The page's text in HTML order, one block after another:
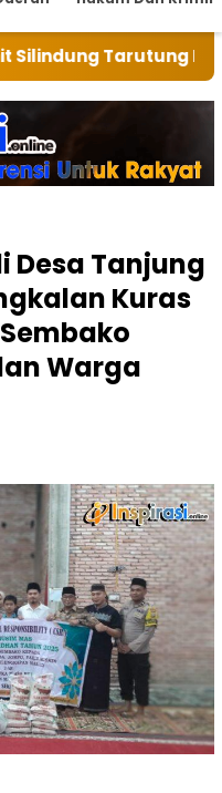
Ingatkan
Desa Tanjung
Kuras
Warga